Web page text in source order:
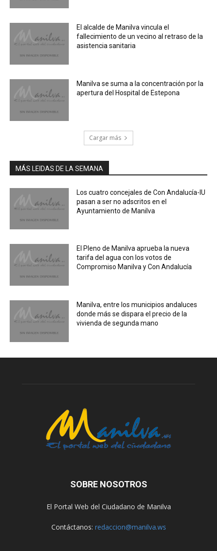
El alcalde de Manilva vincula el
fallecimiento de un vecino al retraso de la
asistencia sanitaria
Manilva se suma a la concentración por la
apertura del Hospital de Estepona
Cargar más
MÁS LEIDAS DE LA SEMANA
Los cuatro concejales de Con Andalucía-IU
pasan a ser no adscritos en el
Ayuntamiento de Manilva
El Pleno de Manilva aprueba la nueva
tarifa del agua con los votos de
Compromiso Manilva y Con Andalucía
Manilva, entre los municipios andaluces
donde más se dispara el precio de la
vivienda de segunda mano
SOBRE NOSOTROS
El Portal Web del Ciudadano de Manilva
Contáctanos: redaccion@manilva.ws